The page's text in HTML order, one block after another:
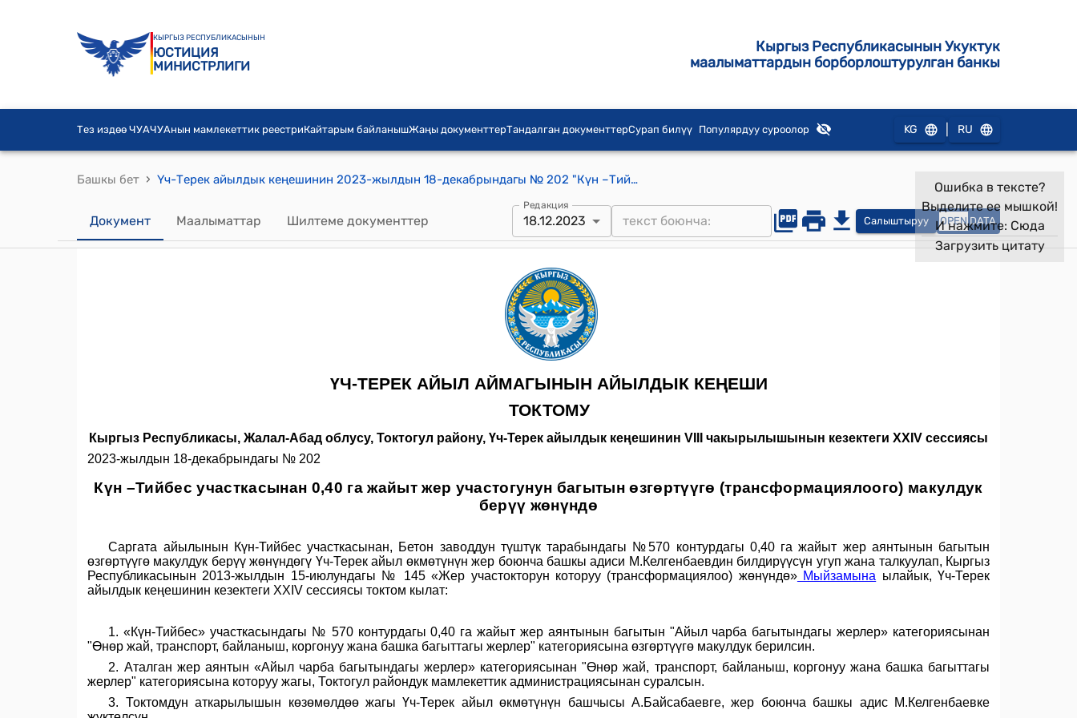
КЫРГЫЗ РЕСПУБЛИКАСЫНЫН
ЮСТИЦИЯ
МИНИСТРЛИГИ
Кыргыз Республикасынын Укуктук
маалыматтардын борборлоштурулган банкы
Тез издөө ЧУАЧУАнын мамлекеттик реестриКайтарым байланышЖаңы документтерТандалган документтерСурап билүү Популярдуу суроолор KG RU
Башкы бет › Үч-Терек айылдык кеңешинин 2023-жылдын 18-декабрындагы № 202 "Күн –Тийбес участкасынан 0,40 га жайыт жер участогунун багытын өзгөртүүгө (трансформациялоого) макулдук берүү жөнүндө" токтому
Документ Маалыматтар Шилтеме документтер
Редакция
18.12.2023 Салыштыруу OPEN DATA
Ошибка в тексте?
Выделите ее мышкой!
И нажмите: Сюда
Загрузить цитату